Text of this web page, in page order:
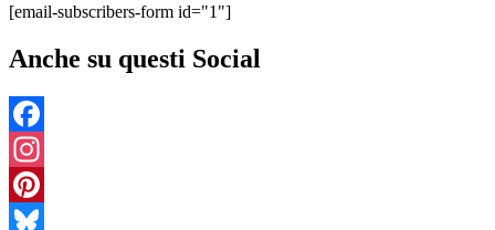
[email-subscribers-form id="1"]
Anche su questi Social
Facebook
Instagram
Pinterest